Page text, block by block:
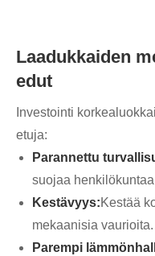
Laadukkaiden
edut
Investointi
etuja:
Parannettu
suojaa
Kestävyys:Kestää
mekaanisia vaurioita.
Parempi